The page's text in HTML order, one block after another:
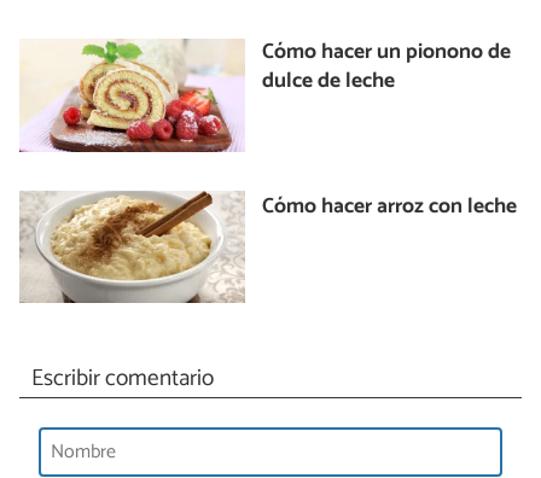
Cómo hacer un pionono de
dulce de leche
Cómo hacer arroz con leche
Escribir comentario